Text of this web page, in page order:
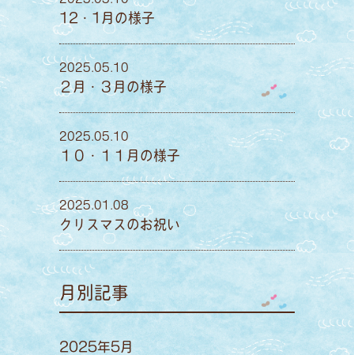
12・1月の様子
2025.05.10
２月・３月の様子
2025.05.10
１０・１１月の様子
2025.01.08
クリスマスのお祝い
月別記事
2025年5月